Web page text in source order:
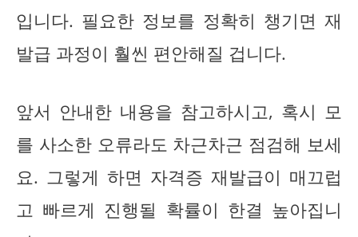
입니다. 필요한 정보를 정확히 챙기면 재
발급 과정이 훨씬 편안해질 겁니다.
앞서 안내한 내용을 참고하시고, 혹시 모
를 사소한 오류라도 차근차근 점검해 보세
요. 그렇게 하면 자격증 재발급이 매끄럽
고 빠르게 진행될 확률이 한결 높아집니